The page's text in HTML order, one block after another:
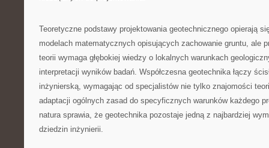
Teoretyczne podstawy projektowania geotechnicznego opierają
modelach matematycznych opisujących zachowanie gruntu, ale
teorii wymaga głębokiej wiedzy o lokalnych warunkach
interpretacji wyników badań. Współczesna geotechnika łączy
inżynierską, wymagając od specjalistów nie tylko znajomości
adaptacji ogólnych zasad do specyficznych warunków każdego
natura sprawia, że geotechnika pozostaje jedną z najbardziej
dziedzin inżynierii.